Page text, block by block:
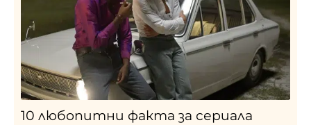
10 любопитни факта за сериала